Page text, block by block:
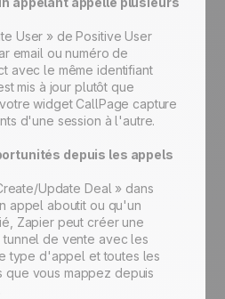
User » de Positive User
email ou numéro de
avec le même identifiant
mis à jour plutôt que
widget CallPage capture
d'une session à l'autre.
depuis les appels
Update Deal » dans
appel aboutit ou qu'un
Zapier peut créer une
de vente avec les
type d'appel et toutes les
que vous mappez depuis